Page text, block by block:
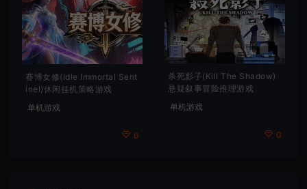
赛博女修(Idle Immortal Sent
inel)休闲挂机策略游戏
单机游戏
0
杀死影子(Kill The Shadow)
悬疑叙事冒险推理游戏
单机游戏
0